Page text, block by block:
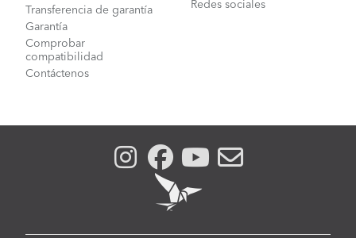
Transferencia de garantía
Garantía
Comprobar
compatibilidad
Contáctenos
Redes sociales